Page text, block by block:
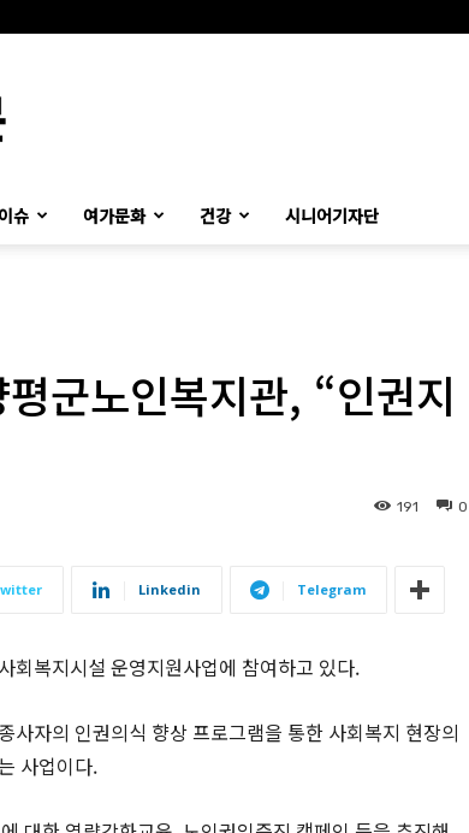
이슈 여가문화 건강 시니어기자단
군노인복지관, “인권지
0
191
Linkedin Telegram
회복지시설 운영지원사업에 참여하고 있다.
사자의 인권의식 향상 프로그램을 통한 사회복지 현장의
사업이다.